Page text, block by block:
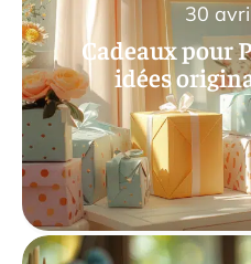
Cadeaux pour
idées
30